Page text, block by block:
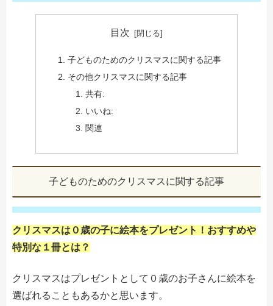
目次
子どものためのクリスマスに関する記事
その他クリスマスに関する記事
共有:
いいね:
関連
子どものためのクリスマスに関する記事
クリスマスは０歳の子に絵本をプレゼント！おすすめや
特別な１冊とは？
クリスマスはプレゼントとして０歳のお子さんに絵本を
選ばれることもあるかと思います。